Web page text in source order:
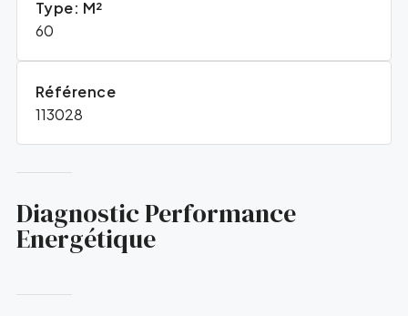
Type: M²
60
Référence
113028
Diagnostic Performance
Energétique